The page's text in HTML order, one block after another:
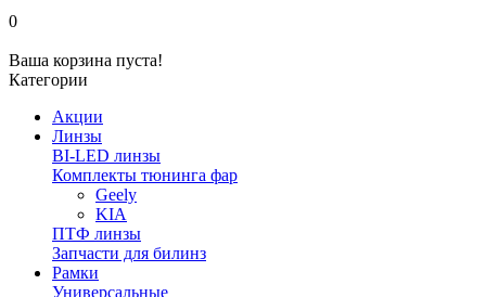
0
Ваша корзина пуста!
Категории
Акции
Линзы
BI-LED линзы
Комплекты тюнинга фар
Geely
KIA
ПТФ линзы
Запчасти для билинз
Рамки
Универсальные